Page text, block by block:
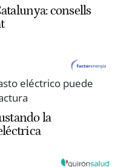
consells
la